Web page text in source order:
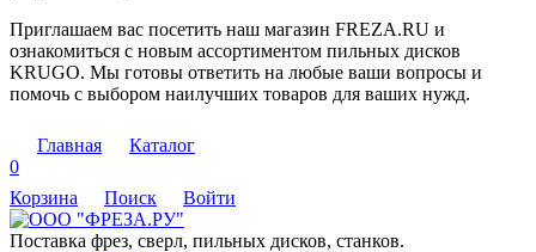
Приглашаем вас посетить наш магазин FREZA.RU и
ознакомиться с новым ассортиментом пильных дисков
KRUGO. Мы готовы ответить на любые ваши вопросы и
помочь с выбором наилучших товаров для ваших нужд.
Главная
Каталог
0
Корзина
Поиск Войти
Поставка фрез, сверл, пильных дисков, станков.